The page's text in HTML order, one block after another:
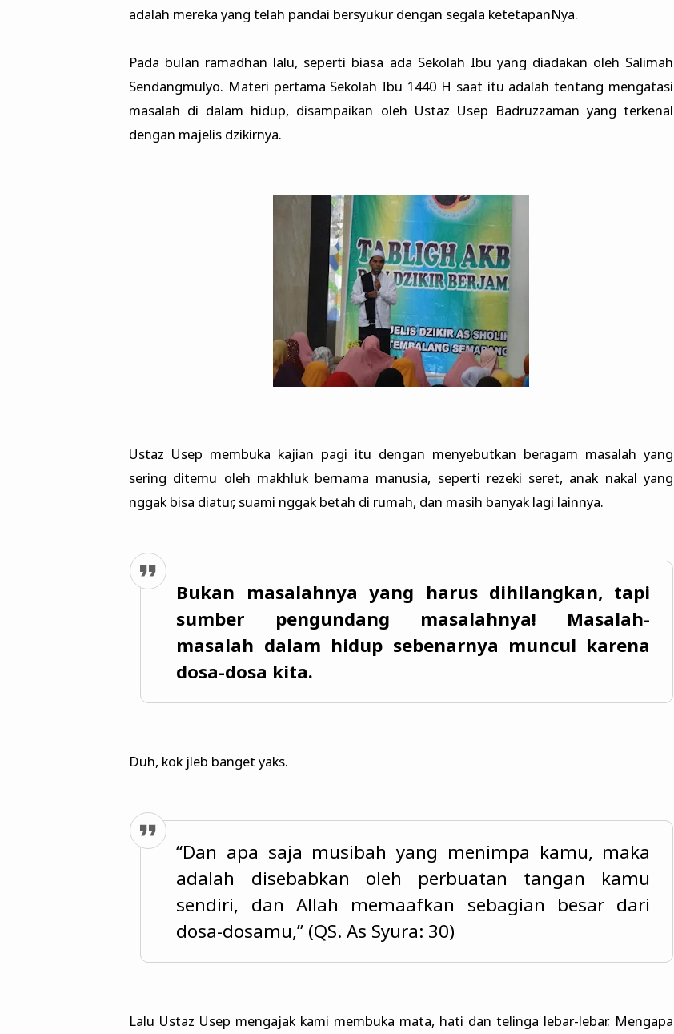
adalah mereka yang telah pandai bersyukur dengan segala ketetapanNya.
Pada bulan ramadhan lalu, seperti biasa ada Sekolah Ibu yang diadakan oleh Salimah
Sendangmulyo. Materi pertama Sekolah Ibu 1440 H saat itu adalah tentang mengatasi
masalah di dalam hidup, disampaikan oleh Ustaz Usep Badruzzaman yang terkenal
dengan majelis dzikirnya.
Ustaz Usep membuka kajian pagi itu dengan menyebutkan beragam masalah yang
sering ditemu oleh makhluk bernama manusia, seperti rezeki seret, anak nakal yang
nggak bisa diatur, suami nggak betah di rumah, dan masih banyak lagi lainnya.
Bukan masalahnya yang harus dihilangkan, tapi
sumber pengundang masalahnya! Masalah-
masalah dalam hidup sebenarnya muncul karena
dosa-dosa kita.
Duh, kok jleb banget yaks.
“Dan apa saja musibah yang menimpa kamu, maka
adalah disebabkan oleh perbuatan tangan kamu
sendiri, dan Allah memaafkan sebagian besar dari
dosa-dosamu,” (QS. As Syura: 30)
Lalu Ustaz Usep mengajak kami membuka mata, hati dan telinga lebar-lebar. Mengapa